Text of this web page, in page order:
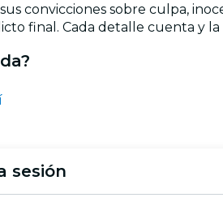
convicciones sobre culpa,
final. Cada detalle cuenta y la
sesión